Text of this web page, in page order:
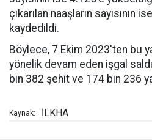
çıkarılan naaşların sayısının
kaydedildi.
Böylece, 7 Ekim 2023'ten bu
yönelik devam eden işgal
bin 382 şehit ve 174 bin 236
Kaynak: İLKHA